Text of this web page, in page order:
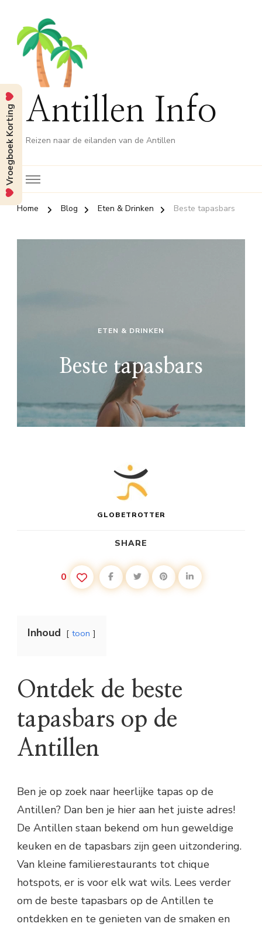
Antillen Info
Reizen naar de eilanden van de Antillen
Home Blog Eten & Drinken Beste tapasbars
ETEN & DRINKEN
Beste tapasbars
GLOBETROTTER
SHARE
0
Inhoud toon
Ontdek de beste
tapasbars op de
Antillen
Ben je op zoek naar heerlijke tapas op de
Antillen? Dan ben je hier aan het juiste adres!
De Antillen staan bekend om hun geweldige
keuken en de tapasbars zijn geen uitzondering.
Van kleine familierestaurants tot chique
hotspots, er is voor elk wat wils. Lees verder
om de beste tapasbars op de Antillen te
ontdekken en te genieten van de smaken en
Vroegboek Korting